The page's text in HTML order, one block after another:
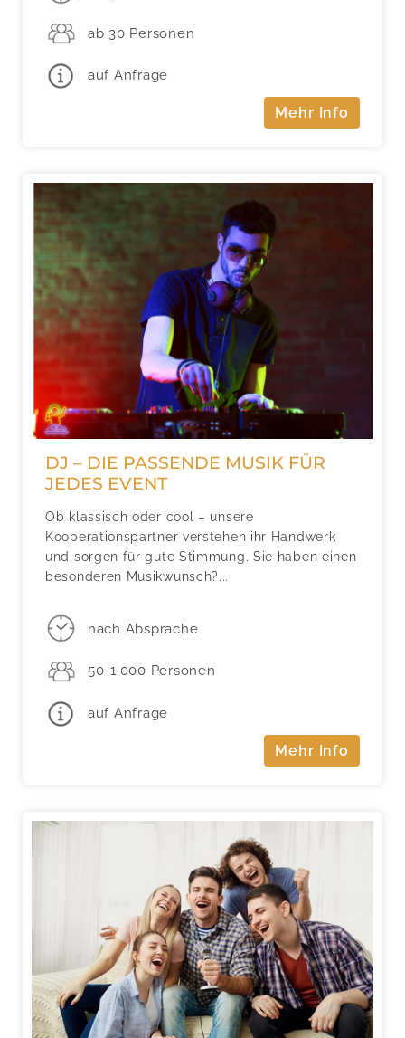
ab 30 Personen
auf Anfrage
Mehr Info
DJ – DIE PASSENDE MUSIK FÜR
JEDES EVENT
Ob klassisch oder cool – unsere
Kooperationspartner verstehen ihr Handwerk
und sorgen für gute Stimmung. Sie haben einen
besonderen Musikwunsch?...
nach Absprache
50-1.000 Personen
auf Anfrage
Mehr Info